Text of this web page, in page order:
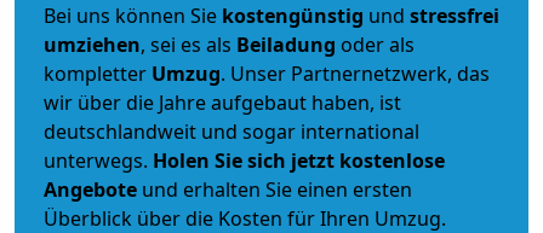
Bei uns können Sie kostengünstig und stressfrei
umziehen, sei es als Beiladung oder als
kompletter Umzug. Unser Partnernetzwerk, das
wir über die Jahre aufgebaut haben, ist
deutschlandweit und sogar international
unterwegs. Holen Sie sich jetzt kostenlose
Angebote und erhalten Sie einen ersten
Überblick über die Kosten für Ihren Umzug.